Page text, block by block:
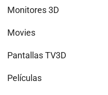
Monitores 3D
Movies
Pantallas TV3D
Películas